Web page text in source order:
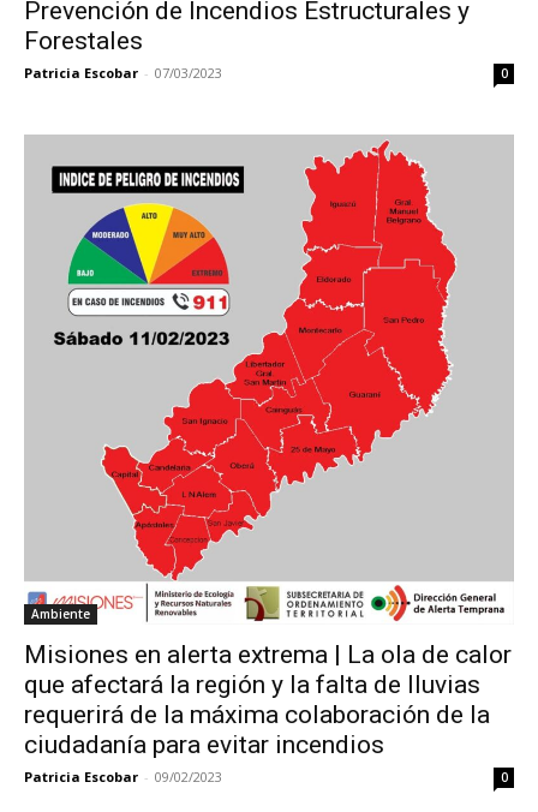
Prevención de Incendios Estructurales y
Forestales
Patricia Escobar - 07/03/2023 0
Ambiente
Misiones en alerta extrema | La ola de calor
que afectará la región y la falta de lluvias
requerirá de la máxima colaboración de la
ciudadanía para evitar incendios
Patricia Escobar - 09/02/2023 0